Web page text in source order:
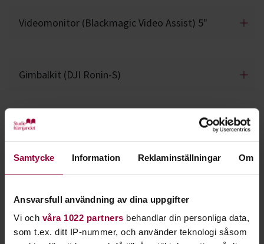
Samtycke Information Reklaminställningar Om
Ansvarsfull användning av dina uppgifter
Vi och våra 1022 partners behandlar din personliga data,
som t.ex. ditt IP-nummer, och använder teknologi såsom
Videomonitor (Blackmagic Video Assist) 5"
Gimbalkit (DJI Ronin-S)
Shoulder Rig
Video Capture Card
GoPro Hero 13